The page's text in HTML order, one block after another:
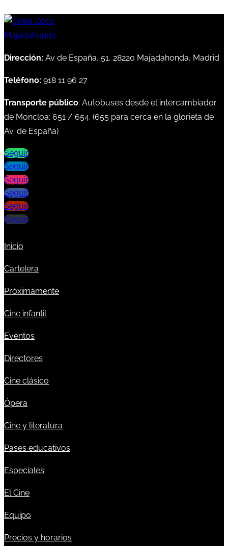
Dirección: Av de España, 51, 28220 Majadahonda, Madrid
Teléfono: 918 11 96 27
Transporte público: Autobuses desde el intercambiador
de Moncloa: 651 / 654. (655 para cerca en la glorieta de
Av. de España)
Seguir
Seguir
Seguir
Seguir
Seguir
Seguir
Inicio
Cartelera
Próximamente
Cine infantil
Eventos
Directores
Cine clásico
Ópera
Cine y literatura
Pases educativos
Especiales
El Cine
Equipo
Precios y horarios